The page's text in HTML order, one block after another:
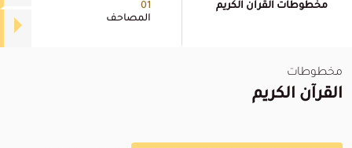
مخطوطات القرآن الكريم
01
المصاحف
مخطوطات
القرآن الكريم